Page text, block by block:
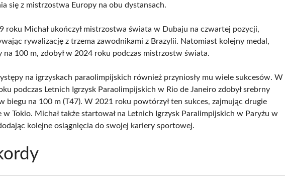
się z mistrzostwa Europy na obu dystansach.
roku Michał ukończył mistrzostwa świata w Dubaju na czwartej pozycji,
rywalizację z trzema zawodnikami z Brazylii. Natomiast kolejny medal,
na 100 m, zdobył w 2024 roku podczas mistrzostw świata.
na igrzyskach paraolimpijskich również przyniosły mu wiele sukcesów. W
podczas Letnich Igrzysk Paraolimpijskich w Rio de Janeiro zdobył srebrny
biegu na 100 m (T47). W 2021 roku powtórzył ten sukces, zajmując drugie
w Tokio. Michał także startował na Letnich Igrzysk Paralimpijskich w Paryżu w
kolejne osiągnięcia do swojej kariery sportowej.